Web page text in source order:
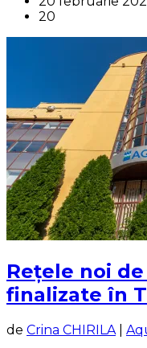
20
Rețele noi
finalizate în
de Crina CHIRILA|